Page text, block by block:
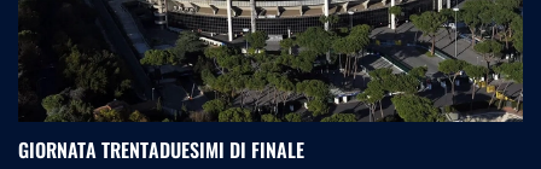
GIORNATA TRENTADUESIMI DI FINALE